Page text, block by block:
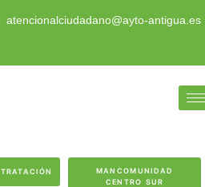
atencionalciudadano@ayto-antigua.es
MANCOMUNIDAD
CENTRO SUR